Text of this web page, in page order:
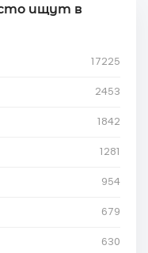
ищут в
17225
2453
1842
1281
954
679
630